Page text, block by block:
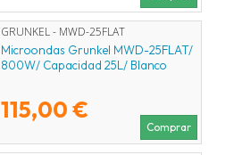
GRUNKEL - MWD-25FLAT
Microondas Grunkel MWD-25FLAT/
800W/ Capacidad 25L/ Blanco
115,00 €
Comprar